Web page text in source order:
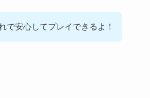
で安心してプレイできるよ！